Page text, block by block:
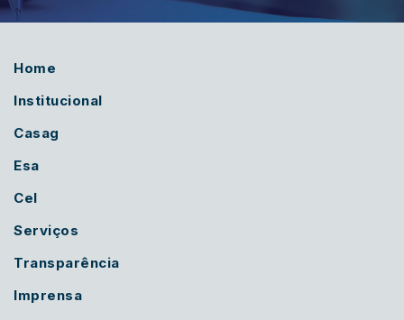
Home
Institucional
Casag
Esa
Cel
Serviços
Transparência
Imprensa